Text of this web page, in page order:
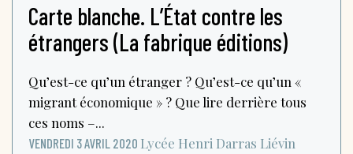
Carte blanche. L’État contre les
étrangers (La fabrique éditions)
Qu’est-ce qu’un étranger ? Qu’est-ce qu’un «
migrant économique » ? Que lire derrière tous
ces noms –...
VENDREDI 3 AVRIL 2020 Lycée Henri Darras Liévin